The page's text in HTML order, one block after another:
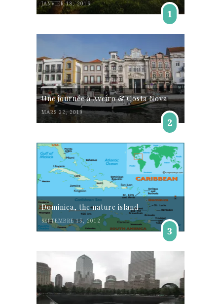
JANVIER 18, 2016
1
Une journée à Aveiro & Costa Nova
MARS 22, 2019
2
Dominica, the nature island
SEPTEMBRE 15, 2012
3